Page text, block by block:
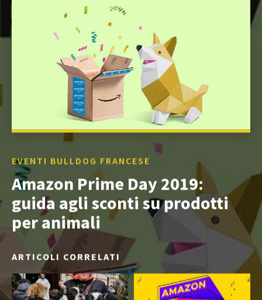
EVENTI BULLDOG FRANCESE
Amazon Prime Day 2019:
guida agli sconti su prodotti
per animali
ARTICOLI CORRELATI